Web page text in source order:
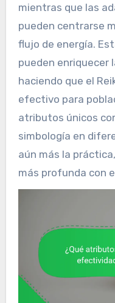
mientras que las
pueden centrarse
flujo de energía.
pueden enriquecer
haciendo que el
efectivo para
atributos únicos
simbología en
aún más la
más profunda con